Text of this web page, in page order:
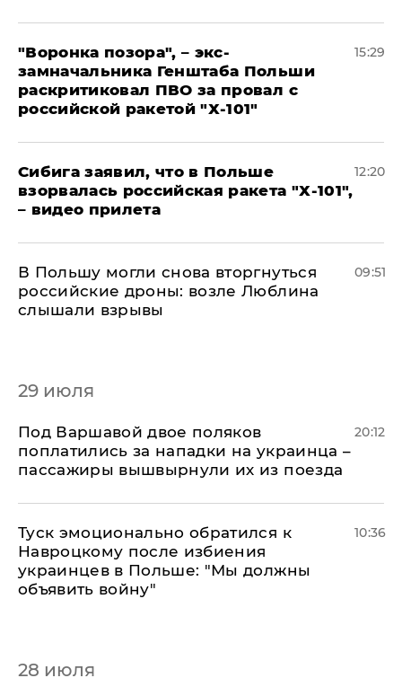
​"Воронка позора", – экс-
замначальника Генштаба Польши
раскритиковал ПВО за провал с
российской ракетой "Х-101"
15:29
Сибига заявил, что в Польше
взорвалась российская ракета "Х-101",
– видео прилета
12:20
В Польшу могли снова вторгнуться
российские дроны: возле Люблина
слышали взрывы
09:51
29 июля
Под Варшавой двое поляков
поплатились за нападки на украинца –
пассажиры вышвырнули их из поезда
20:12
Туск эмоционально обратился к
Навроцкому после избиения
украинцев в Польше: "Мы должны
объявить войну"
10:36
28 июля